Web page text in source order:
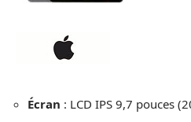
Écran : LCD IPS 9,7 pouces